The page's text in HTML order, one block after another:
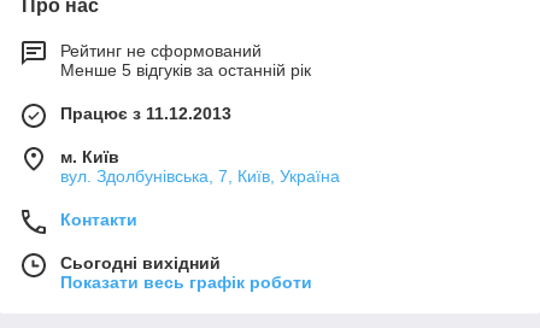
Про нас
Рейтинг не сформований
Менше 5 відгуків за останній рік
Працює з 11.12.2013
м. Київ
вул. Здолбунівська, 7, Київ, Україна
Контакти
Сьогодні вихідний
Показати весь графік роботи